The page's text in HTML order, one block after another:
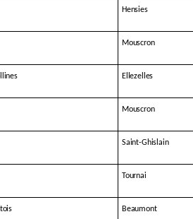
Hensies
Mouscron
Ellezelles
Mouscron
Saint-Ghislain
Tournai
Beaumont